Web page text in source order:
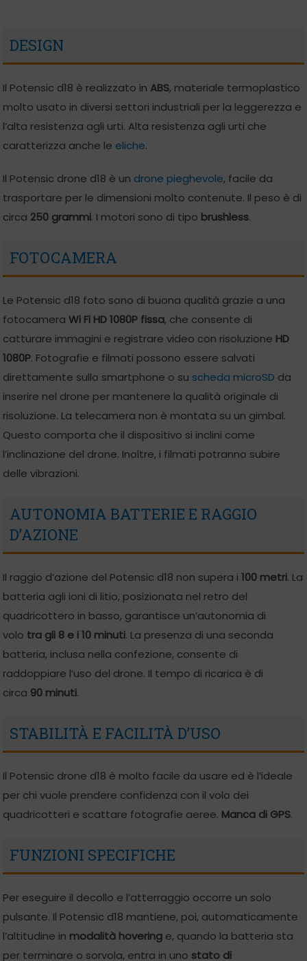
DESIGN
Il Potensic d18 è realizzato inABS, materiale termoplastico
molto usato in diversi settori industriali per la leggerezza e
l’alta resistenza agli urti. Alta resistenza agli urti che
caratterizza anche le eliche.
Il Potensic drone d18 è un drone pieghevole, facile da
trasportare per le dimensioni molto contenute. Il peso è di
circa 250 grammi. I motori sono di tipo brushless.
FOTOCAMERA
Le Potensic d18 foto sono di buona qualità grazie a una
fotocameraWi Fi HD 1080P fissa, che consente di
catturare immagini e registrare video con risoluzione HD
1080P. Fotografie e filmati possono essere salvati
direttamente sullo smartphone o su scheda microSD da
inserire nel drone per mantenere la qualità originale di
risoluzione. La telecamera non è montata su un gimbal.
Questo comporta che il dispositivo si inclini come
l’inclinazione del drone. Inoltre, i filmati potranno subire
delle vibrazioni.
AUTONOMIA BATTERIE E RAGGIO
D’AZIONE
Il raggio d’azione del Potensic d18 non supera i100 metri. La
batteria agli ioni di litio, posizionata nel retro del
quadricottero in basso, garantisce un’autonomia di
volo tra gli 8 e i 10 minuti. La presenza di una seconda
batteria, inclusa nella confezione, consente di
raddoppiare l’uso del drone. Il tempo di ricarica è di
circa 90 minuti.
STABILITÀ E FACILITÀ D’USO
Il Potensic drone d18 è molto facile da usare ed è l’ideale
per chi vuole prendere confidenza con il volo dei
quadricotteri e scattare fotografie aeree. Manca di GPS.
FUNZIONI SPECIFICHE
Per eseguire il decollo e l’atterraggio occorre un solo
pulsante. Il Potensic d18 mantiene, poi, automaticamente
l’altitudine in modalità hovering e, quando la batteria sta
per terminare o sorvola, entra in uno stato di